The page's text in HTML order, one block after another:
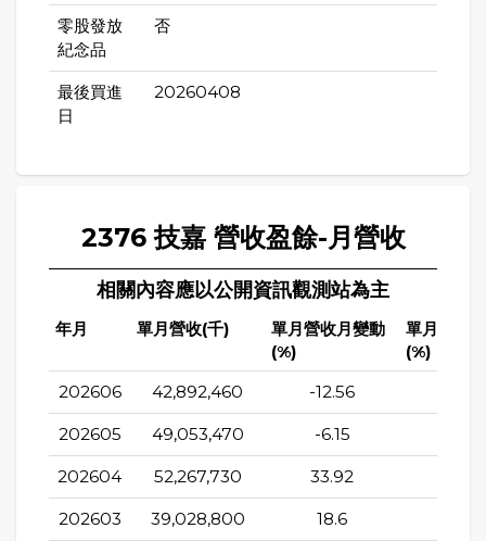
零股發放
紀念品
否
最後買進
日
20260408
2376 技嘉 營收盈餘-月營收
相關內容應以公開資訊觀測站為主
年月 單月營收(千)
單月營收月變動
(%)
單月營收
(%)
202606 42,892,460 -12.56
202605 49,053,470 -6.15
202604 52,267,730 33.92
202603 39,028,800 18.6